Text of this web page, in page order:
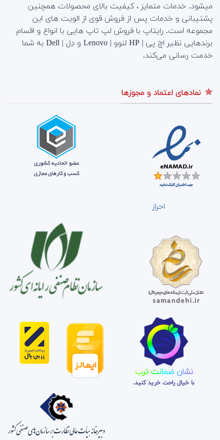
میشود. خدمات متمایز ، کیفیت بالای محصولات همچنین
پشتیبانی و خدمات پس از فروش قوی از الویت های این
مجموعه است. رایتاپ با فروش لپ تاپ هایی با انواع و اقسام
برندهایی نظیر اچ پی | HP لنوو | Lenovo و دِل | Dell به شما
خدمت رسانی می‌کند.
نمادهای اعتماد و مجوزها
احراز
نشان ضمانت ترب
با خیال راحت خرید کنید.